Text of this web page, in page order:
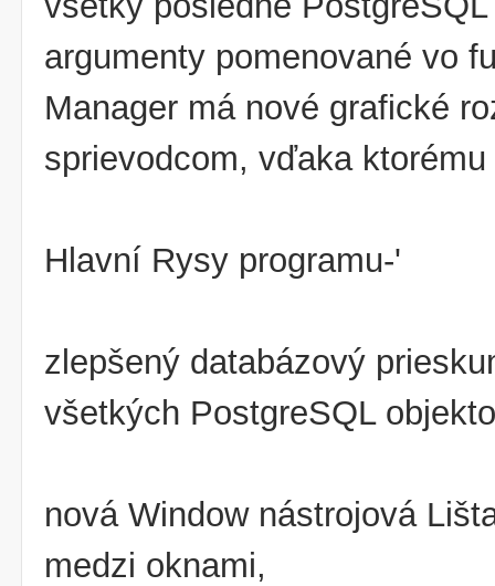
argumenty pomenované vo
Manager má nové grafické
sprievodcom, vďaka
Hlavní Rysy programu-'
zlepšený databázový
všetkých PostgreSQL
nová Window nástrojová
medzi oknami,